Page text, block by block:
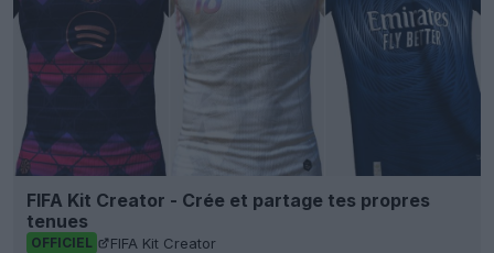
FIFA Kit Creator - Crée et partage tes propres
tenues
OFFICIEL FIFA Kit Creator